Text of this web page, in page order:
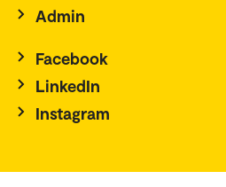
Admin
Facebook
LinkedIn
Instagram